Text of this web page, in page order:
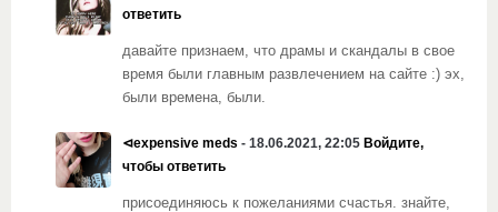
ответить
давайте признаем, что драмы и скандалы в свое
время были главным развлечением на сайте :) эх,
были времена, были.
⊲expensive meds - 18.06.2021, 22:05 Войдите,
чтобы ответить
присоединяюсь к пожеланиями счастья. знайте,